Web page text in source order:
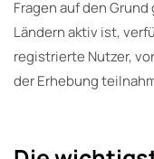
Fragen auf den
Ländern aktiv ist,
registrierte Nutzer,
der Erhebung